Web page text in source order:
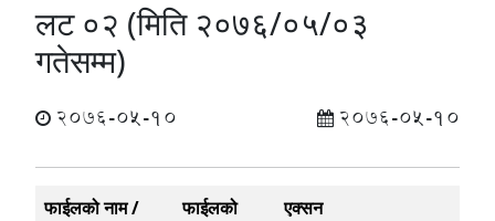
लट ०२ (मिति २०७६/०५/०३
गतेसम्म)
2076-05-10 2076-05-10
फाईलको नाम /
फाईलको
एक्सन